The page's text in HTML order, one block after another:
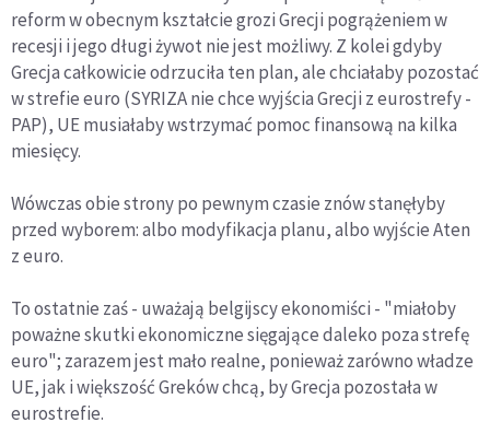
reform w obecnym kształcie grozi Grecji pogrążeniem w
recesji i jego długi żywot nie jest możliwy. Z kolei gdyby
Grecja całkowicie odrzuciła ten plan, ale chciałaby pozostać
w strefie euro (SYRIZA nie chce wyjścia Grecji z eurostrefy -
PAP), UE musiałaby wstrzymać pomoc finansową na kilka
miesięcy.
Wówczas obie strony po pewnym czasie znów stanęłyby
przed wyborem: albo modyfikacja planu, albo wyjście Aten
z euro.
To ostatnie zaś - uważają belgijscy ekonomiści - "miałoby
poważne skutki ekonomiczne sięgające daleko poza strefę
euro"; zarazem jest mało realne, ponieważ zarówno władze
UE, jak i większość Greków chcą, by Grecja pozostała w
eurostrefie.